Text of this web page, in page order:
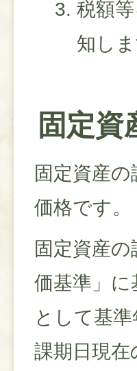
税額
知しま
固定資
固定資産
価格です。
固定資産
価基準」
として基
課期日現在